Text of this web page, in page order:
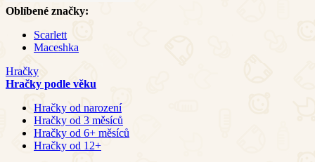
Oblíbené značky:
Scarlett
Maceshka
Hračky
Hračky podle věku
Hračky od narození
Hračky od 3 měsíců
Hračky od 6+ měsíců
Hračky od 12+